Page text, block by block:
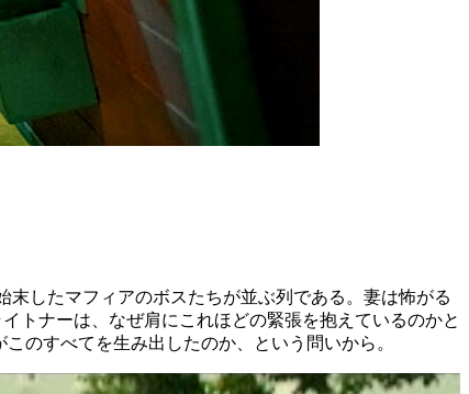
したマフィアのボスたちが並ぶ列である。妻は怖がる
トナーは、なぜ肩にこれほどの緊張を抱えているのかと
のすべてを生み出したのか、という問いから。